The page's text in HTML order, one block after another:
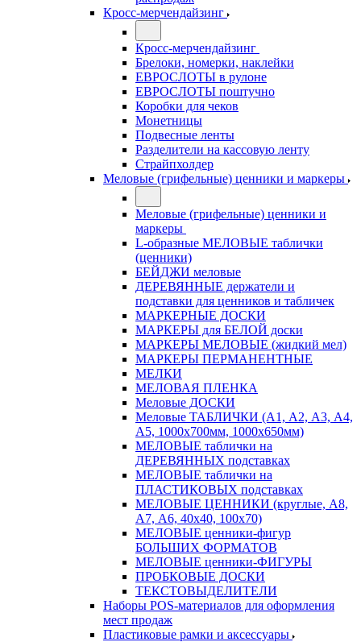
Кросс-мерчендайзинг
Кросс-мерчендайзинг
Брелоки, номерки, наклейки
ЕВРОСЛОТЫ в рулоне
ЕВРОСЛОТЫ поштучно
Коробки для чеков
Монетницы
Подвесные ленты
Разделители на кассовую ленту
Страйпхолдер
Меловые (грифельные) ценники и маркеры
Меловые (грифельные) ценники и
маркеры
L-образные МЕЛОВЫЕ таблички
(ценники)
БЕЙДЖИ меловые
ДЕРЕВЯННЫЕ держатели и
подставки для ценников и табличек
МАРКЕРНЫЕ ДОСКИ
МАРКЕРЫ для БЕЛОЙ доски
МАРКЕРЫ МЕЛОВЫЕ (жидкий мел)
МАРКЕРЫ ПЕРМАНЕНТНЫЕ
МЕЛКИ
МЕЛОВАЯ ПЛЕНКА
Меловые ДОСКИ
Меловые ТАБЛИЧКИ (А1, А2, А3, А4,
А5, 1000х700мм, 1000х650мм)
МЕЛОВЫЕ таблички на
ДЕРЕВЯННЫХ подставках
МЕЛОВЫЕ таблички на
ПЛАСТИКОВЫХ подставках
МЕЛОВЫЕ ЦЕННИКИ (круглые, А8,
А7, А6, 40х40, 100х70)
МЕЛОВЫЕ ценники-фигур
БОЛЬШИХ ФОРМАТОВ
МЕЛОВЫЕ ценники-ФИГУРЫ
ПРОБКОВЫЕ ДОСКИ
ТЕКСТОВЫДЕЛИТЕЛИ
Наборы POS-материалов для оформления
мест продаж
Пластиковые рамки и аксессуары